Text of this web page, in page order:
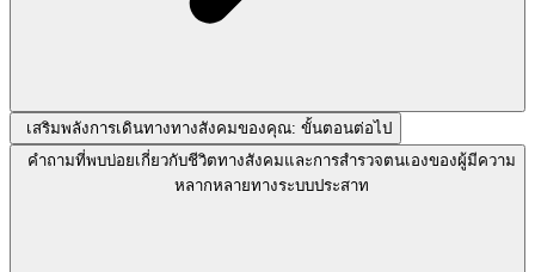
เสริมพลังการเดินทางทางสังคมของคุณ: ขั้นตอนต่อไป
คำถามที่พบบ่อยเกี่ยวกับชีวิตทางสังคมและการสำรวจตนเองของผู้มีความ
หลากหลายทางระบบประสาท